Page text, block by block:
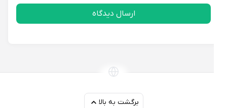
ارسال دیدگاه
برگشت به بالا